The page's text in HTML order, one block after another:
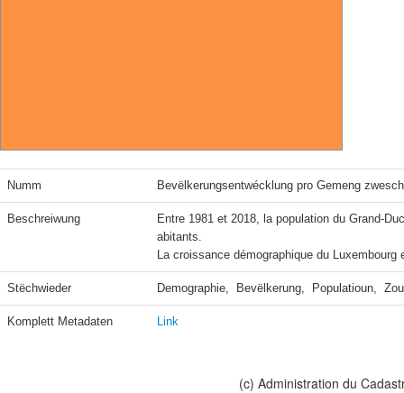
Numm Bevëlkerungsentwécklung pro Gemeng
Beschreiwung
Entre 1981 et 2018, la population du Grand-
abitants.
La croissance démographique du
Stëchwieder Demographie,  Bevëlkerung,  Populatioun,
Komplett Metadaten Link
(c) Administration du